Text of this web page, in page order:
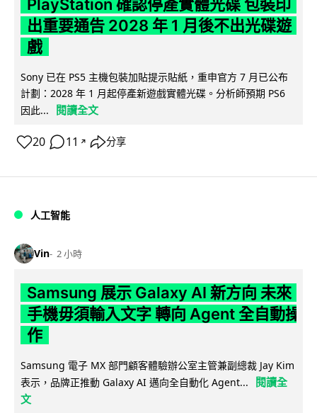
PlayStation 確認停產實體光碟 包裝印
出重要通告 2028 年 1 月後不出光碟遊
戲
Sony 已在 PS5 主機包裝加貼提示貼紙，重申官方 7 月已公布
計劃：2028 年 1 月起停產新遊戲實體光碟。分析師預期 PS6
因此...
閱讀全文
20 11 ↗ 分享
人工智能
Vin 2 小時
Samsung 展示 Galaxy AI 新方向 未來
手機毋須輸入文字 轉向 Agent 全自動操
作
Samsung 電子 MX 部門顧客體驗辦公室主管兼副總裁 Jay Kim
表示，品牌正推動 Galaxy AI 邁向全自動化 Agent...
閱讀全
文